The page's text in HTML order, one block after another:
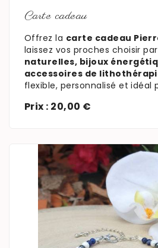
Carte cadeau
Offrez la carte cadeau
laissez vos proches choisir
naturelles, bijoux
accessoires de
flexible, personnalisé et idéal
Prix : 20,00 €